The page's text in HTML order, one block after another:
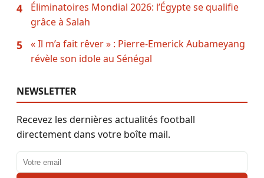
4
Éliminatoires Mondial 2026: l’Égypte se qualifie
grâce à Salah
5
« Il m’a fait rêver » : Pierre-Emerick Aubameyang
révèle son idole au Sénégal
NEWSLETTER
Recevez les dernières actualités football
directement dans votre boîte mail.
Adresse email